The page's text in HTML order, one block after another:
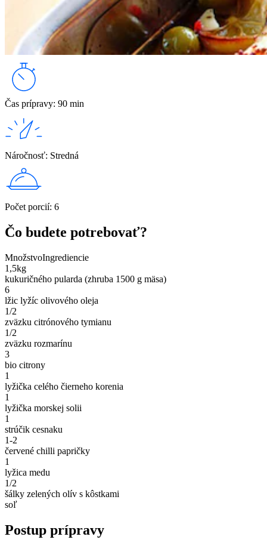
Čas prípravy: 90 min
Náročnosť: Stredná
Počet porcií: 6
Čo budete potrebovať?
MnožstvoIngrediencie
1,5kg
kukuričného pularda (zhruba 1500 g mäsa)
6
lžic lyžíc olivového oleja
1/2
zväzku citrónového tymianu
1/2
zväzku rozmarínu
3
bio citrony
1
lyžička celého čierneho korenia
1
lyžička morskej solii
1
strúčik cesnaku
1-2
červené chilli papričky
1
lyžica medu
1/2
šálky zelených olív s kôstkami
soľ
Postup prípravy